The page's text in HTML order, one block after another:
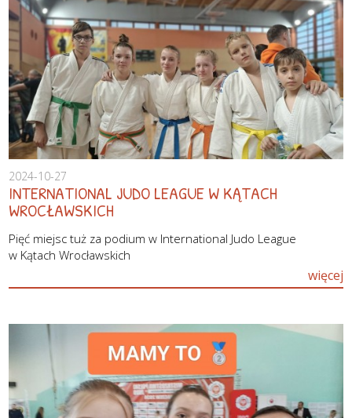
2024-10-27
INTERNATIONAL JUDO LEAGUE W KĄTACH
WROCŁAWSKICH
Pięć miejsc tuż za podium w International Judo League
w Kątach Wrocławskich
więcej